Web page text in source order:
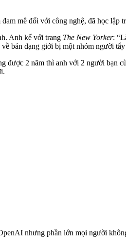
mê đối với công nghệ, đã học
Anh kể với trang The New Yorker:
bản dạng giới bị một nhóm người tẩy
được 2 năm thì anh với 2 người bạn
nhưng phần lớn mọi người